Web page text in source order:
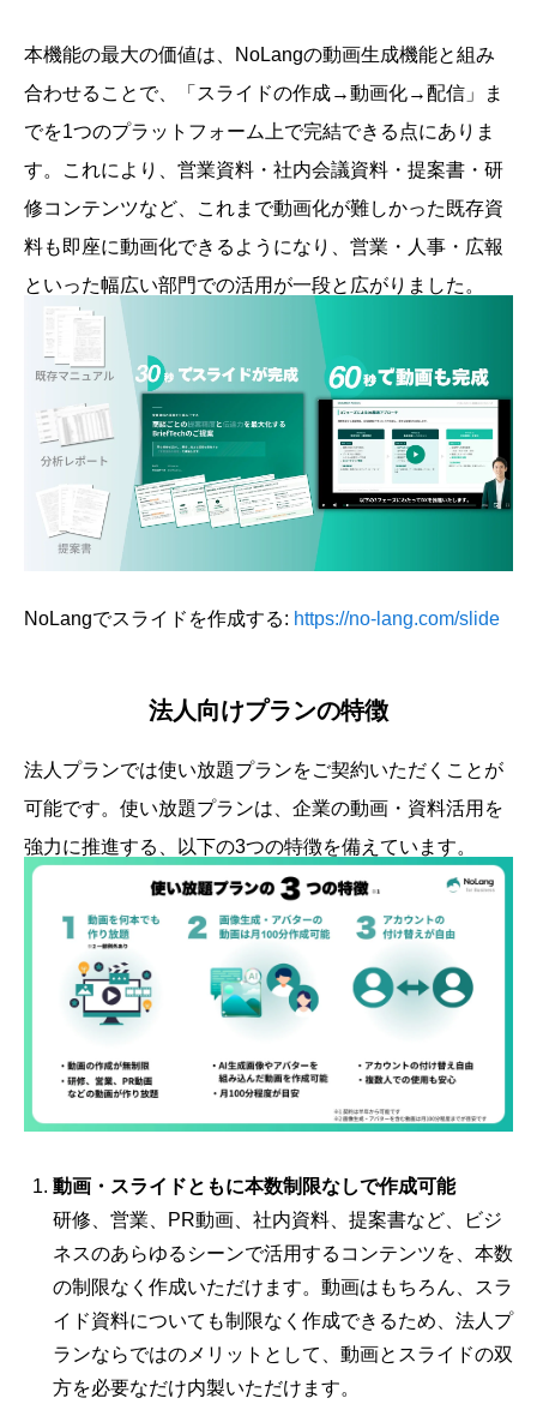
本機能の最大の価値は、NoLangの動画生成機能と組み
合わせることで、「スライドの作成→動画化→配信」ま
でを1つのプラットフォーム上で完結できる点にありま
す。これにより、営業資料・社内会議資料・提案書・研
修コンテンツなど、これまで動画化が難しかった既存資
料も即座に動画化できるようになり、営業・人事・広報
といった幅広い部門での活用が一段と広がりました。
NoLangでスライドを作成する: https://no-lang.com/slide
法人向けプランの特徴
法人プランでは使い放題プランをご契約いただくことが
可能です。使い放題プランは、企業の動画・資料活用を
強力に推進する、以下の3つの特徴を備えています。
動画・スライドともに本数制限なしで作成可能
研修、営業、PR動画、社内資料、提案書など、ビジ
ネスのあらゆるシーンで活用するコンテンツを、本数
の制限なく作成いただけます。動画はもちろん、スラ
イド資料についても制限なく作成できるため、法人プ
ランならではのメリットとして、動画とスライドの双
方を必要なだけ内製いただけます。